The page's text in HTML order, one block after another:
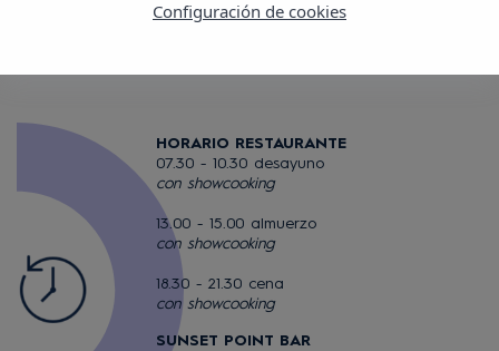
Regímenes del hotel: Desayuno, media pensión
HORARIO RESTAURANTE
07.30 - 10.30 desayuno
con showcooking
13.00 - 15.00 almuerzo
con showcooking
18.30 - 21.30 cena
con showcooking
SUNSET POINT BAR
Configuración de cookies